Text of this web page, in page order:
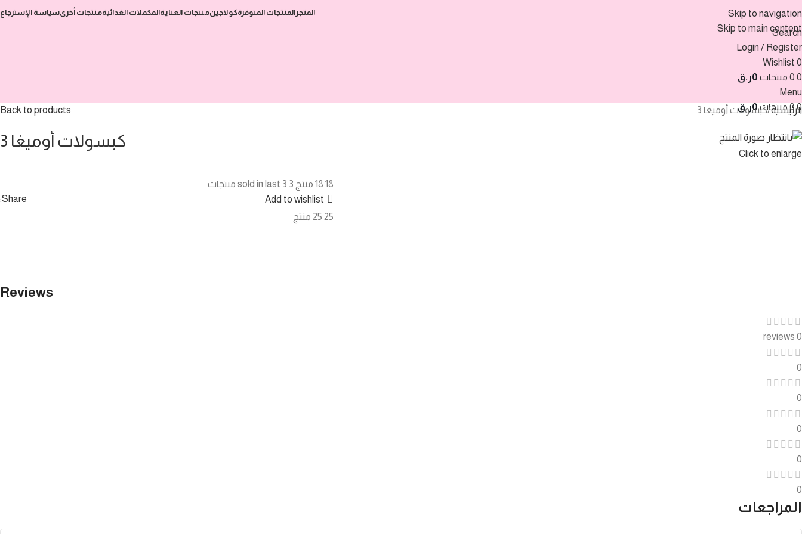
Skip to navigation
Skip to main content
المتجر المنتجات المتوفرةكولاجينمنتجات العنايةالمكملات الغذائيةمنتجات أخرىسياسة الإسترجاع
Search
Login / Register
0
Wishlist
0 0 منتجات 0ر.ق
Menu
0 0 منتجات 0ر.ق الرئيسية كبسولات أوميغا 3 Back to products
Click to enlarge
كبسولات أوميغا 3
18 18 منتج sold in last 3 3 منتجات
Add to wishlist
Share:
25 25 منتج
Reviews
0 reviews
0
0
0
0
0
المراجعات